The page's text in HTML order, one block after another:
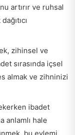
artırır ve ruhsal
zihinsel ve
sırasında içsel
almak ve zihninizi
ibadet
anlamlı hale
bu eylemi